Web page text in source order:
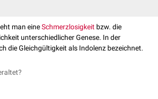
man eineSchmerzlosigkeit bzw. die
unterschiedlicher Genese. In der
die Gleichgültigkeit als Indolenz bezeichnet.